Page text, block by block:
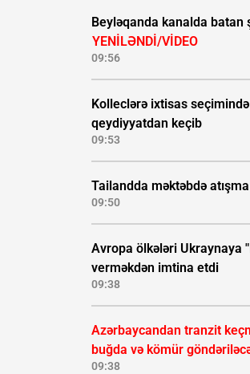
Beyləqanda kanalda batan
YENİLƏNDİ/VİDEO
09:56
Kolleclərə ixtisas
qeydiyyatdan keçib
09:53
Tailandda məktəbdə
09:50
Avropa ölkələri Ukraynaya
verməkdən imtina etdi
09:38
Azərbaycandan tranzit
buğda və kömür
09:38